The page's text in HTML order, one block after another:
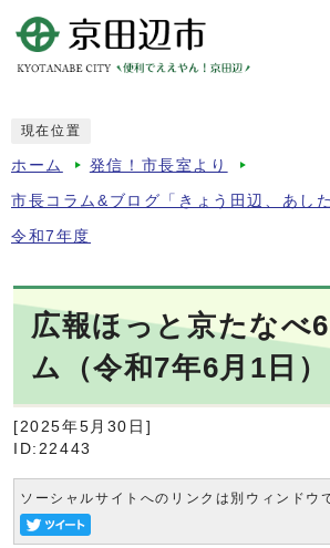
現在位置
ホーム 発信！市長室より
市長コラム&ブログ「きょう田辺、あし
令和7年度
広報ほっと京たなべ
ム（令和7年6月1日）
[2025年5月30日]
ID:22443
ソーシャルサイトへのリンクは別ウィンドウ